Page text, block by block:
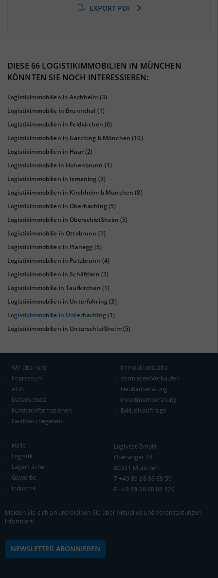
41%
Euro pro Kopf
Kaufkraftindex
KAUFKRAFT - EURO PRO KOPF
0 €
31.122 €
24.186 €
22.651 €
BRUTTOINLANDSPRODUKT
(LANDKREIS / KREISFREIE STADT)
Gesamt BIP je Erwerbstätigen BIP je Einwohner
110.283 €
BRUTTOWERTSCHÖPFUNG
(LANDKREIS / KREISFREIE STADT)
Gesamt Produzierendes Gewerbe Handel und
34.533.325 Tsd. € 4.967.015 Tsd. € 10.341.634 Tsd. €
BRUTTOWERTSCHÖPFUNG (DURCHSCHNITT)
Produzierendes Gewerbe
EXPORT PDF
DIESE 66 LOGISTIKIMMOBILIEN IN MÜNCHEN
KÖNNTEN SIE NOCH INTERESSIEREN:
Logistikimmobilien in Aschheim (3)
Logistikimmobilie in Brunnthal (1)
Logistikimmobilien in Feldkirchen (6)
Logistikimmobilien in Garching b.München (10)
Logistikimmobilien in Haar(2)
Logistikimmobilie in Hohenbrunn (1)
Logistikimmobilien in Ismaning (3)
Logistikimmobilien in Kirchheim b.München (8)
Logistikimmobilien in Oberhaching(5)
Logistikimmobilien in Oberschleißheim (5)
Logistikimmobilie in Ottobrunn (1)
Logistikimmobilien in Planegg (5)
Logistikimmobilien in Putzbrunn (4)
Logistikimmobilien in Schäftlarn (2)
Logistikimmobilie in Taufkirchen (1)
Logistikimmobilien in Unterföhring(3)
Logistikimmobilie in Unterhaching(1)
Logistikimmobilien in Unterschleißheim(5)
Wir über uns
Impressum
AGB
Datenschutz
KundenInformationen
Geldwäschegesetz
Immobiliensuche
Vermieten/Verkaufen
Neubauberatung
Investmentberatung
Exklusivaufträge
Halle
Logistik
Lagerfläche
Gewerbe
Industrie
Logivest GmbH
Oberanger 24
80331 München
T +49 89 38 88 88 50
F +49 89 38 88 88 529
Melden Sie sich an und bleiben Sie über Aktuelles und Veranstaltungen
informiert!
NEWSLETTER ABONNIEREN